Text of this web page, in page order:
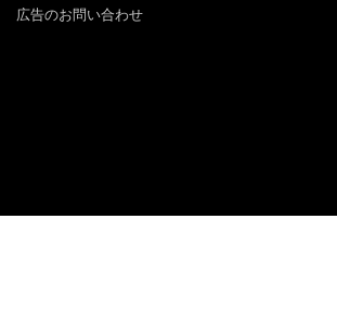
広告のお問い合わせ